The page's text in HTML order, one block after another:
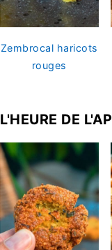
Zembrocal haricots
rouges
L'HEURE DE